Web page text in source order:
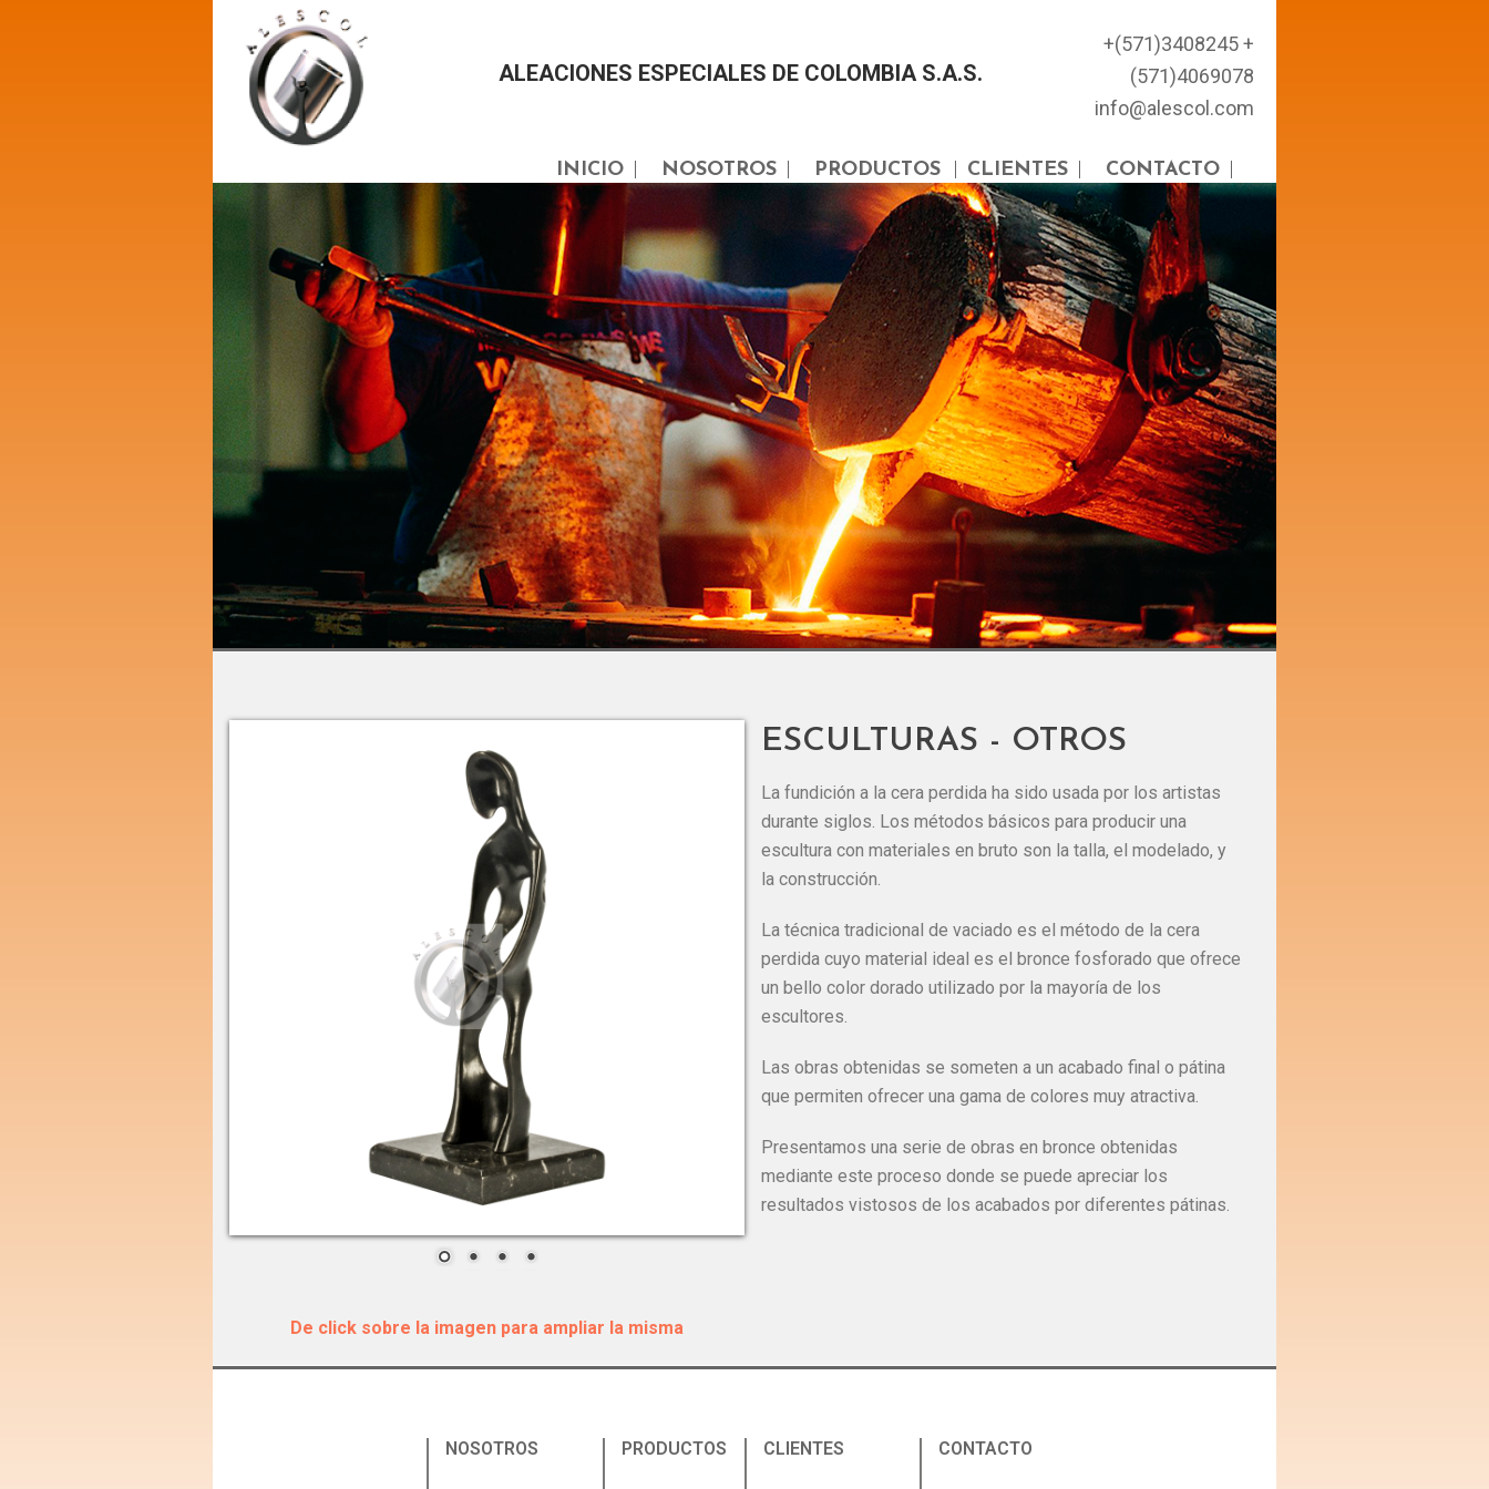
ALEACIONES ESPECIALES DE COLOMBIA S.A.S.
+(571)3408245 +
(571)4069078
info@alescol.com
INICIO NOSOTROS PRODUCTOS CLIENTES CONTACTO
De click sobre la imagen para ampliar la misma
ESCULTURAS - OTROS
La fundición a la cera perdida ha sido usada por los artistas
durante siglos. Los métodos básicos para producir una
escultura con materiales en bruto son la talla, el modelado, y
la construcción.
La técnica tradicional de vaciado es el método de la cera
perdida cuyo material ideal es el bronce fosforado que ofrece
un bello color dorado utilizado por la mayoría de los
escultores.
Las obras obtenidas se someten a un acabado final o pátina
que permiten ofrecer una gama de colores muy atractiva.
Presentamos una serie de obras en bronce obtenidas
mediante este proceso donde se puede apreciar los
resultados vistosos de los acabados por diferentes pátinas.
NOSOTROS PRODUCTOS CLIENTES CONTACTO